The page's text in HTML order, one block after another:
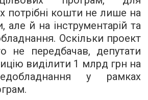
потрібні кошти не лише на
але й на інструментарій та
Оскільки проект
не передбачав, депутати
виділити 1 млрд грн на
у рамках